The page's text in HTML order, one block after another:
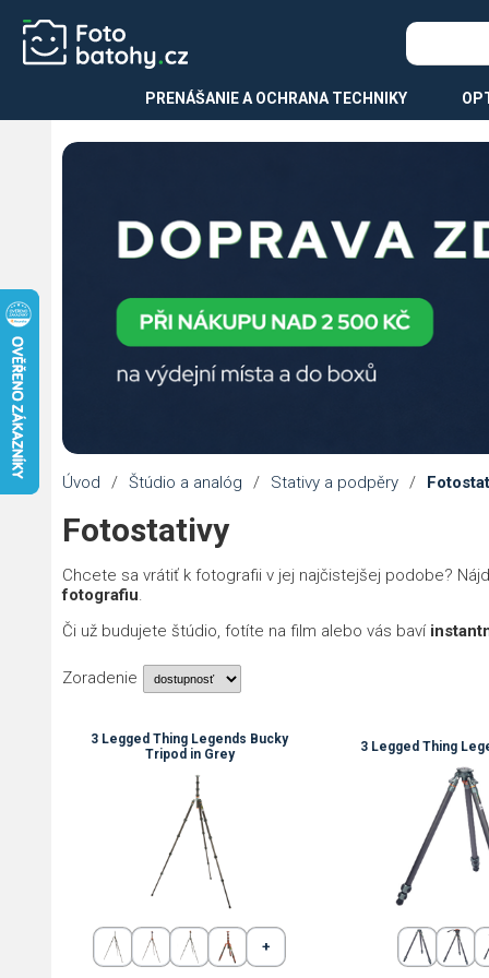
PRENÁŠANIE A OCHRANA TECHNIKY
Úvod / Štúdio a analóg / Stativy a podpěry /
Fotostativy
Chcete sa vrátiť k fotografii v jej najčistejšej podobe?
fotografiu.
Či už budujete štúdio, fotíte na film alebo vás baví
Zoradenie
3 Legged Thing Legends Bucky
Tripod in Grey
3 Legged Thing